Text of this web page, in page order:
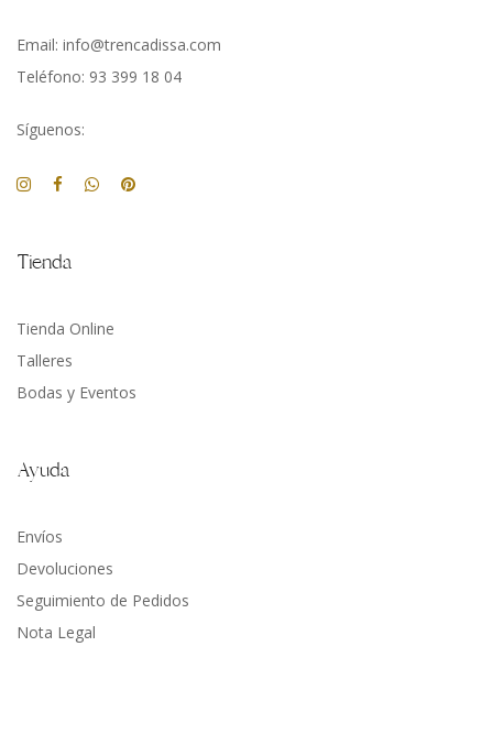
Email: info@trencadissa.com
Teléfono: 93 399 18 04
Síguenos:
Tienda
Tienda Online
Talleres
Bodas y Eventos
Ayuda
Envíos
Devoluciones
Seguimiento de Pedidos
Nota Legal